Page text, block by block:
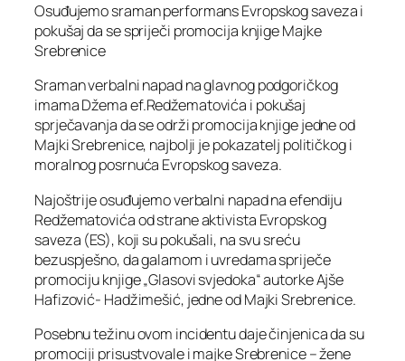
Osuđujemo sraman performans Evropskog saveza i
pokušaj da se spriječi promocija knjige Majke
Srebrenice
Sraman verbalni napad na glavnog podgoričkog
imama Džema ef.Redžematovića i pokušaj
sprječavanja da se održi promocija knjige jedne od
Majki Srebrenice, najbolji je pokazatelj političkog i
moralnog posrnuća Evropskog saveza.
Najoštrije osuđujemo verbalni napad na efendiju
Redžematovića od strane aktivista Evropskog
saveza (ES), koji su pokušali, na svu sreću
bezuspješno, da galamom i uvredama spriječe
promociju knjige „Glasovi svjedoka“ autorke Ajše
Hafizović- Hadžimešić, jedne od Majki Srebrenice.
Posebnu težinu ovom incidentu daje činjenica da su
promociji prisustvovale i majke Srebrenice – žene